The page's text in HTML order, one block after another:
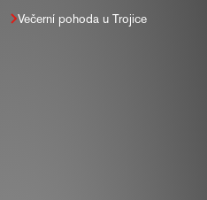
Večerní pohoda u Trojice